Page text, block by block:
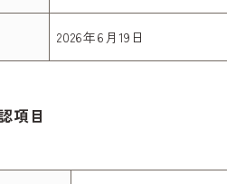
2026年6月19日
項目